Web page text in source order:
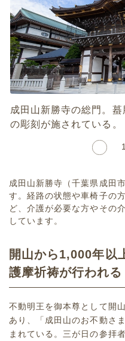
成田山新勝寺の総門。
の彫刻が施されている。
成田山新勝寺（千葉県成田
す。経路の状態や車椅子の
ど、介護が必要な方やその
しています。
開山から1,000年以
護摩祈祷が行われる
不動明王を御本尊として開
あり、「成田山のお不動さ
まれている。三が日の参拝